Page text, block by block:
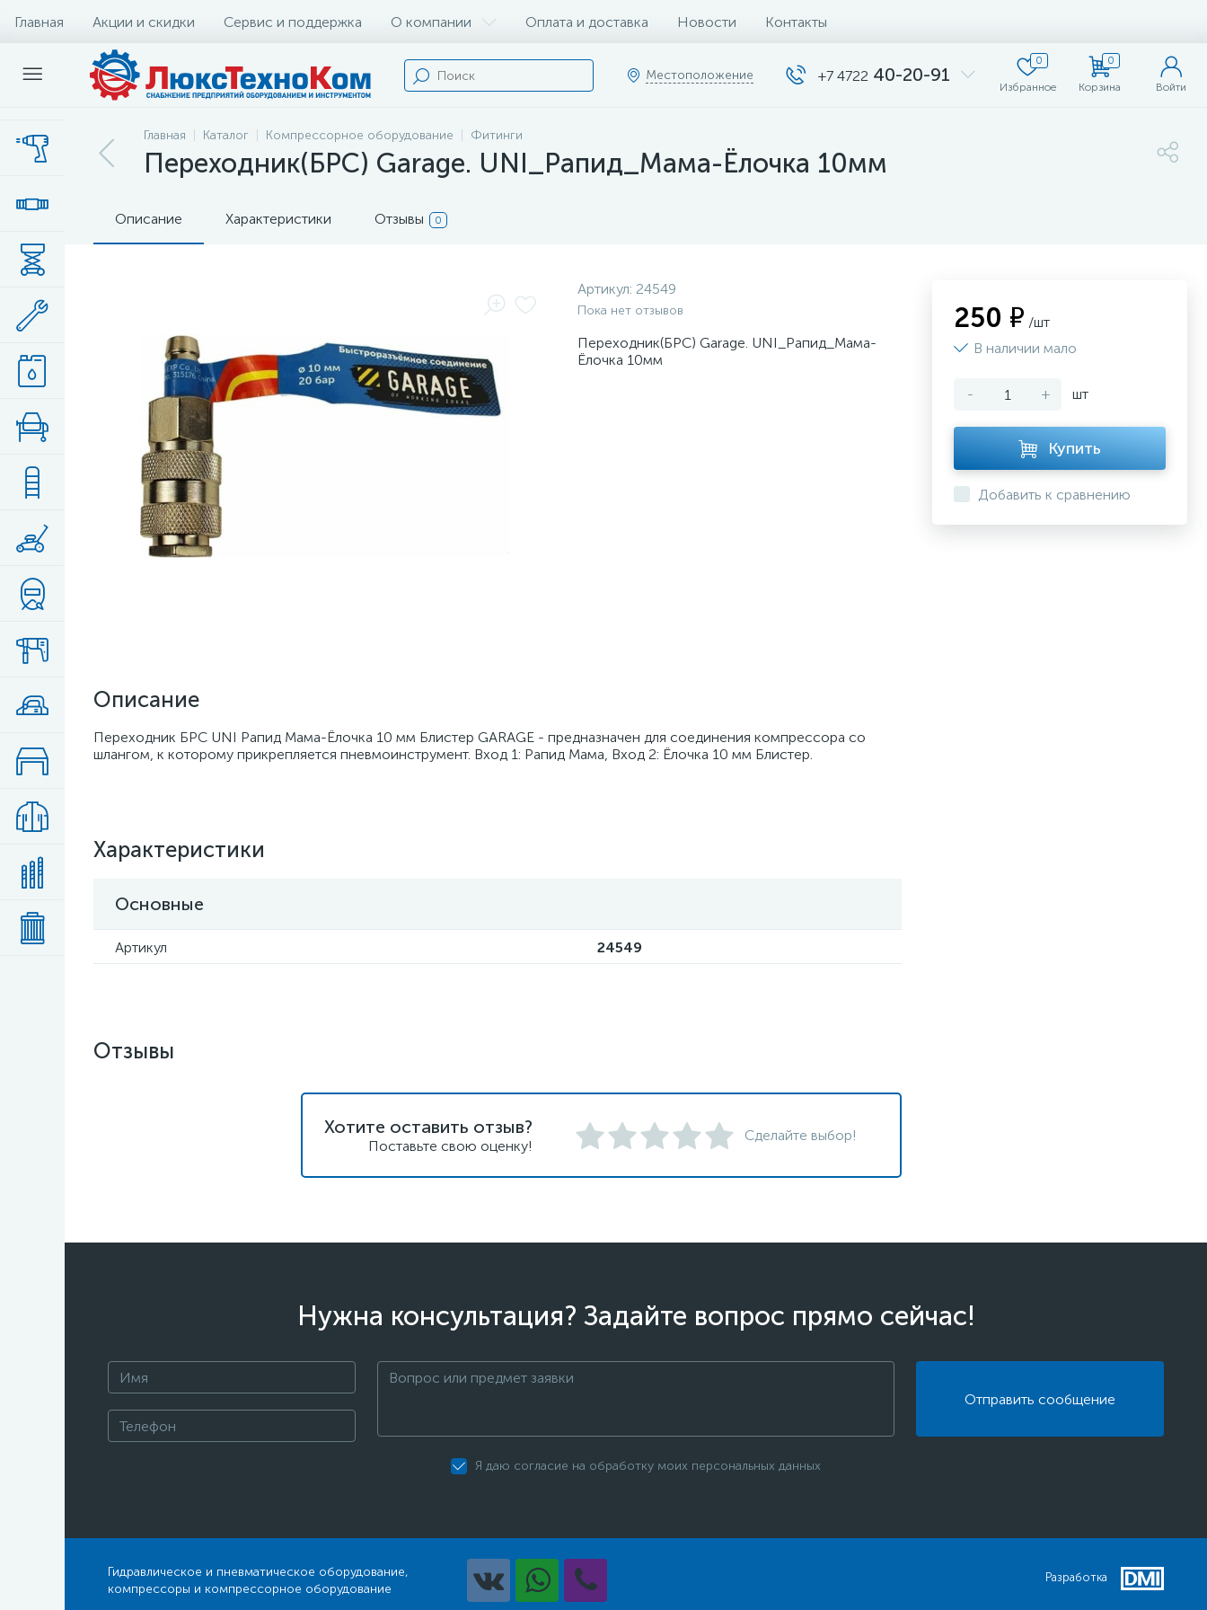
Главная Акции и скидки Сервис и поддержка О компании Оплата и доставка Новости Контакты
Местоположение +7 4722 40-20-91
0
Избранное
0
Корзина Войти
Главная Каталог Компрессорное оборудование Фитинги
Переходник(БРС) Garage. UNI_Рапид_Мама-Ёлочка 10мм
Описание Характеристики Отзывы 0
Артикул: 24549
Пока нет отзывов
Переходник(БРС) Garage. UNI_Рапид_Мама-
Ёлочка 10мм
Описание
Переходник БРС UNI Рапид Мама-Ёлочка 10 мм Блистер GARAGE - предназначен для соединения компрессора со
шлангом, к которому прикрепляется пневмоинструмент. Вход 1: Рапид Мама, Вход 2: Ёлочка 10 мм Блистер.
Характеристики
Основные
Артикул 24549
250 ₽ /шт
В наличии мало
- + шт
Купить
Добавить к сравнению
Отзывы
Хотите оставить отзыв?
Поставьте свою оценку!
Сделайте выбор!
Нужна консультация? Задайте вопрос прямо сейчас!
Отправить сообщение
Я даю согласие на обработку моих персональных данных
Гидравлическое и пневматическое оборудование,
компрессоры и компрессорное оборудование
Разработка